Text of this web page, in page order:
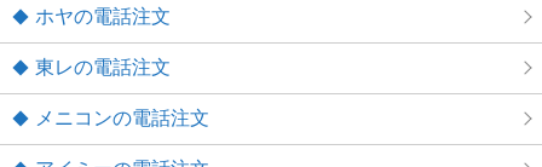
ホヤの電話注文
東レの電話注文
メニコンの電話注文